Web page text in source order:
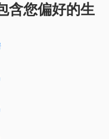
含您偏好的生